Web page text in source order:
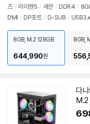
즈 / 라이젠5 / 세잔 / DDR4 /
DMI / DP포트 / D-SUB /
8GB, M.2 128GB
644,990원
8GB,
다
M.2